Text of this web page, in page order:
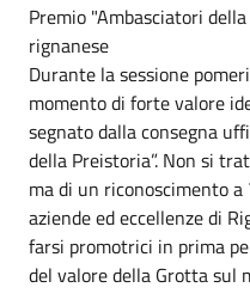
Premio "Ambasciatori
rignanese
Durante la sessione
momento di forte valore
segnato dalla consegna
della Preistoria”. Non si
ma di un riconoscimento
aziende ed eccellenze di
farsi promotrici in prima
del valore della Grotta sul